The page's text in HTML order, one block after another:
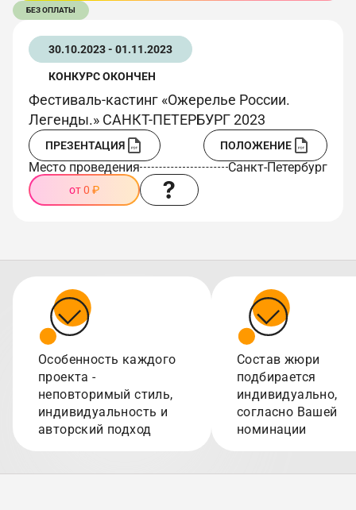
БЕЗ ОПЛАТЫ
30.10.2023 - 01.11.2023
КОНКУРС ОКОНЧЕН
Фестиваль-кастинг «Ожерелье России.
Легенды.» САНКТ-ПЕТЕРБУРГ 2023
ПРЕЗЕНТАЦИЯ ПОЛОЖЕНИЕ
Место проведения Санкт-Петербург
от 0 ₽
Особенность каждого
проекта -
неповторимый стиль,
индивидуальность и
авторский подход
Состав жюри
подбирается
индивидуально,
согласно Вашей
номинации